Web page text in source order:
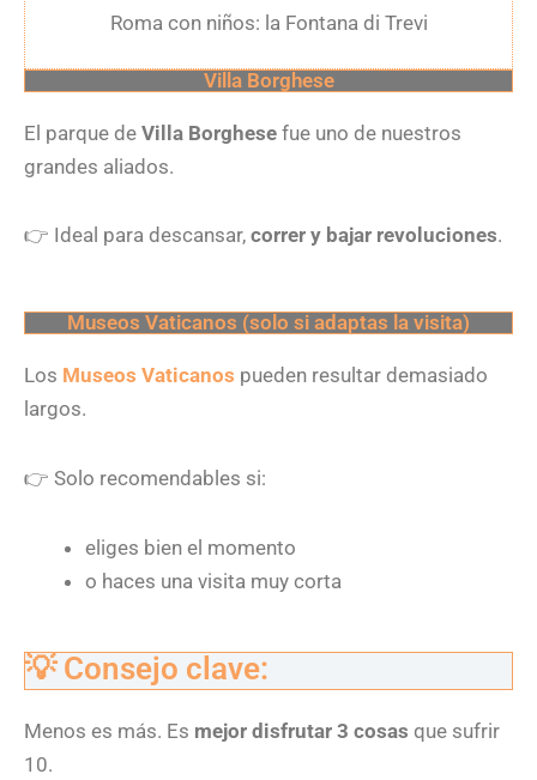
Roma con niños: la Fontana di Trevi
Villa Borghese
El parque de Villa Borghese fue uno de nuestros
grandes aliados.
👉 Ideal para descansar, correr y bajar revoluciones.
Museos Vaticanos (solo si adaptas la visita)
Los Museos Vaticanos pueden resultar demasiado
largos.
👉 Solo recomendables si:
eliges bien el momento
o haces una visita muy corta
💡 Consejo clave:
Menos es más. Es mejor disfrutar 3 cosas que sufrir
10.